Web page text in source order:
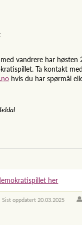
vandrere har
Ta kontakt
hvis du har spørmål
her
Sist oppdatert 20.03.2025